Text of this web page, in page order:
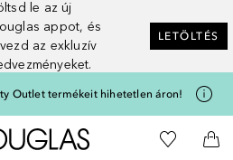
le az új
appot, és
az exkluzív
LETÖLTÉS
Outlet termékeit hihetetlen áron!
A Douglas Főoldalra
A